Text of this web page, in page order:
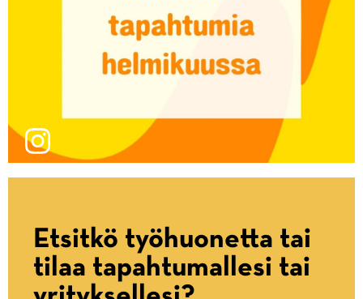
Etsitkö työhuonetta tai
tilaa tapahtumallesi tai